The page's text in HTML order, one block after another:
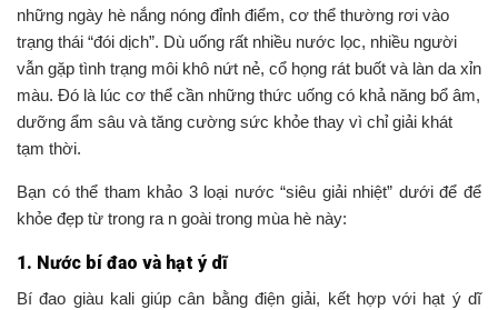
những ngày hè nắng nóng đỉnh điểm, cơ thể thường rơi vào
trạng thái “đói dịch”. Dù uống rất nhiều nước lọc, nhiều người
vẫn gặp tình trạng môi khô nứt nẻ, cổ họng rát buốt và làn da xỉn
màu. Đó là lúc cơ thể cần những thức uống có khả năng bổ âm,
dưỡng ẩm sâu và tăng cường sức khỏe thay vì chỉ giải khát
tạm thời.
Bạn có thể tham khảo 3 loại nước “siêu giải nhiệt” dưới để để
khỏe đẹp từ trong ra n goài trong mùa hè này:
1. Nước bí đao và hạt ý dĩ
Bí đao giàu kali giúp cân bằng điện giải, kết hợp với hạt ý dĩ